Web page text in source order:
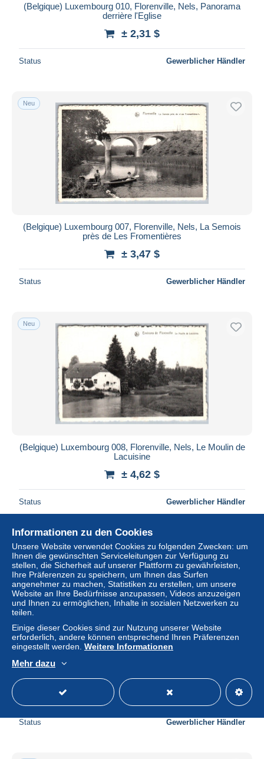
(Belgique) Luxembourg 010, Florenville, Nels, Panorama
derrière l'Eglise
± 2,31 $
Status Gewerblicher Händler
Neu
(Belgique) Luxembourg 007, Florenville, Nels, La Semois
près de Les Fromentières
± 3,47 $
Status Gewerblicher Händler
Neu
(Belgique) Luxembourg 008, Florenville, Nels, Le Moulin de
Lacuisine
± 4,62 $
Status Gewerblicher Händler
Neu
(Belgique) Luxembourg 009, Florenville, Nels, Panorama
derrière l'Eglise
Status Gewerblicher Händler
Informationen zu den Cookies
Unsere Website verwendet Cookies zu folgenden Zwecken: um
Ihnen die gewünschten Serviceleitungen zur Verfügung zu
stellen, die Sicherheit auf unserer Plattform zu gewährleisten,
Ihre Präferenzen zu speichern, um Ihnen das Surfen
angenehmer zu machen, Statistiken zu erstellen, um unsere
Website an Ihre Bedürfnisse anzupassen, Videos anzuzeigen
und Ihnen zu ermöglichen, Inhalte in sozialen Netzwerken zu
teilen.
Einige dieser Cookies sind zur Nutzung unserer Website
erforderlich, andere können entsprechend Ihren Präferenzen
eingestellt werden. Weitere Informationen
Mehr dazu